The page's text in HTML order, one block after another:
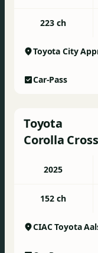
223 ch
Car-Pass
Toyota
Corolla Cross
2025
152 ch
CIAC Toyota